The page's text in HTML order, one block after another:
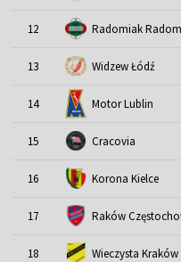
12 Radomiak Radom
13 Widzew Łódź
14 Motor Lublin
15 Cracovia
16 Korona Kielce
17 Raków
18 Wieczysta Kraków